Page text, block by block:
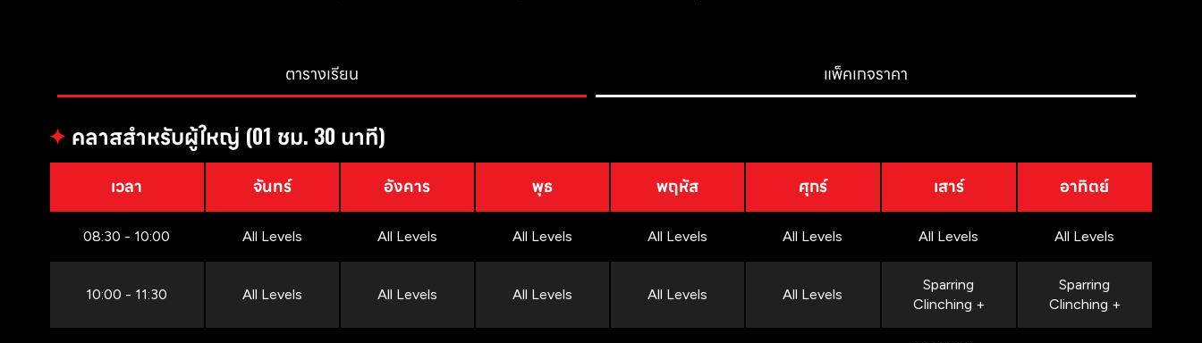
ตารางเรียน แพ็คเกจราคา
✦คลาสสำหรับผู้ใหญ่ (01 ชม. 30 นาที)
เวลา จันทร์ อังคาร พุธ พฤหัส ศุกร์ เสาร์ อาทิตย์
08:30 - 10:00 All Levels All Levels All Levels All Levels All Levels All Levels All Levels
10:00 - 11:30 All Levels All Levels All Levels All Levels All Levels
Sparring
Clinching +
Sparring
Clinching +